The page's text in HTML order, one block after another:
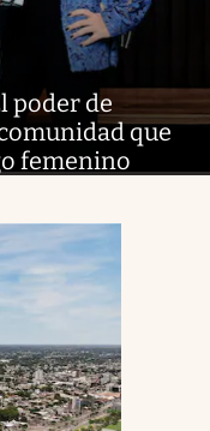
poder de
que
femenino